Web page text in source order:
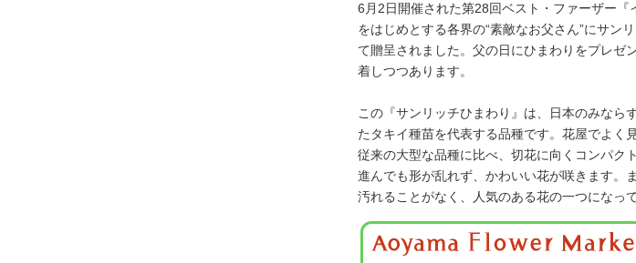
6月2日開催された第28回ベスト・ファーザー
をはじめとする各界の“素敵なお父さん”にサン
て贈呈されました。父の日にひまわりをプレゼ
着しつつあります。
この『サンリッチひまわり』は、日本のみなら
たタキイ種苗を代表する品種です。花屋でよく
従来の大型な品種に比べ、切花に向くコンパク
進んでも形が乱れず、かわいい花が咲きます。
汚れることがなく、人気のある花の一つになって